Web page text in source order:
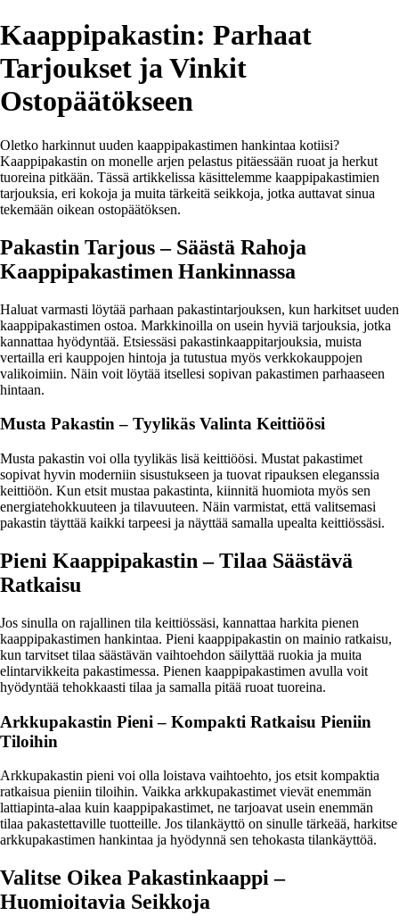
Kaappipakastin: Parhaat
Tarjoukset ja Vinkit
Ostopäätökseen
Oletko harkinnut uuden kaappipakastimen hankintaa kotiisi?
Kaappipakastin on monelle arjen pelastus pitäessään ruoat ja herkut
tuoreina pitkään. Tässä artikkelissa käsittelemme kaappipakastimien
tarjouksia, eri kokoja ja muita tärkeitä seikkoja, jotka auttavat sinua
tekemään oikean ostopäätöksen.
Pakastin Tarjous – Säästä Rahoja
Kaappipakastimen Hankinnassa
Haluat varmasti löytää parhaan pakastintarjouksen, kun harkitset uuden
kaappipakastimen ostoa. Markkinoilla on usein hyviä tarjouksia, jotka
kannattaa hyödyntää. Etsiessäsi pakastinkaappitarjouksia, muista
vertailla eri kauppojen hintoja ja tutustua myös verkkokauppojen
valikoimiin. Näin voit löytää itsellesi sopivan pakastimen parhaaseen
hintaan.
Musta Pakastin – Tyylikäs Valinta Keittiöösi
Musta pakastin voi olla tyylikäs lisä keittiöösi. Mustat pakastimet
sopivat hyvin moderniin sisustukseen ja tuovat ripauksen eleganssia
keittiöön. Kun etsit mustaa pakastinta, kiinnitä huomiota myös sen
energiatehokkuuteen ja tilavuuteen. Näin varmistat, että valitsemasi
pakastin täyttää kaikki tarpeesi ja näyttää samalla upealta keittiössäsi.
Pieni Kaappipakastin – Tilaa Säästävä
Ratkaisu
Jos sinulla on rajallinen tila keittiössäsi, kannattaa harkita pienen
kaappipakastimen hankintaa. Pieni kaappipakastin on mainio ratkaisu,
kun tarvitset tilaa säästävän vaihtoehdon säilyttää ruokia ja muita
elintarvikkeita pakastimessa. Pienen kaappipakastimen avulla voit
hyödyntää tehokkaasti tilaa ja samalla pitää ruoat tuoreina.
Arkkupakastin Pieni – Kompakti Ratkaisu Pieniin
Tiloihin
Arkkupakastin pieni voi olla loistava vaihtoehto, jos etsit kompaktia
ratkaisua pieniin tiloihin. Vaikka arkkupakastimet vievät enemmän
lattiapinta-alaa kuin kaappipakastimet, ne tarjoavat usein enemmän
tilaa pakastettaville tuotteille. Jos tilankäyttö on sinulle tärkeää, harkitse
arkkupakastimen hankintaa ja hyödynnä sen tehokasta tilankäyttöä.
Valitse Oikea Pakastinkaappi –
Huomioitavia Seikkoja